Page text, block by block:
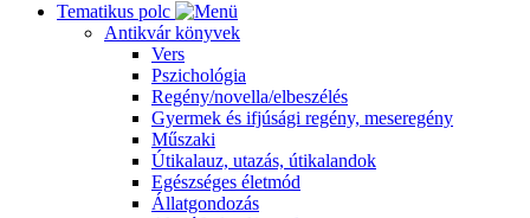
Tematikus polc
Antikvár könyvek
Vers
Pszichológia
Regény/novella/elbeszélés
Gyermek és ifjúsági regény, meseregény
Műszaki
Útikalauz, utazás, útikalandok
Egészséges életmód
Állatgondozás